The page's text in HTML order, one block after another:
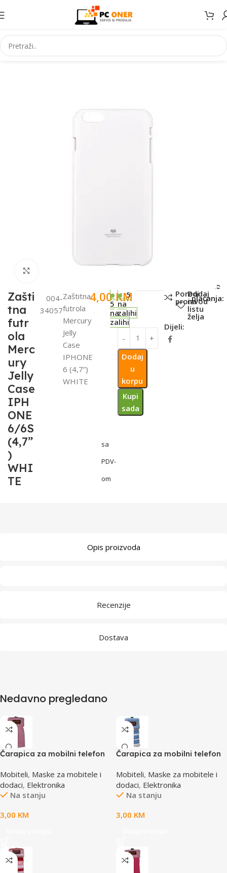
Početna Elektronika Mobiteli Maske za mobitele i dodaci
Zašti
tna
futr
ola
Merc
ury
Jelly
Case
IPH
ONE
6/6S
(4,7”
)
WHI
TE
004-
34057
Zaštitna
futrola
Mercury
Jelly
Case
IPHONE
6 (4,7”)
WHITE
4,00KM
sa
PDV-
om
5
na
zalihi
5
na
zalihi
Dodaj
u
korpu
Kupi
sada
Poredi
proizvod
Dodaj
na
listu
želja
Dijeli:
Metode
plaćanja:
Opis proizvoda
Recenzije
Dostava
Nedavno pregledano
Čarapica za mobilni telefon
65x100mm
Mobiteli, Maske za mobitele i
dodaci, Elektronika
Na stanju
3,00 KM
Čarapica za mobilni telefon
65x100mm
Mobiteli, Maske za mobitele i
dodaci, Elektronika
Na stanju
3,00 KM